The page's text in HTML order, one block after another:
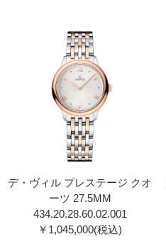
デ・ヴィル プレステージ クオ
ーツ 27.5MM
434.20.28.60.02.00 1
￥1,045,000(税込)